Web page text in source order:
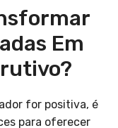
Em
for positiva, é
para oferecer